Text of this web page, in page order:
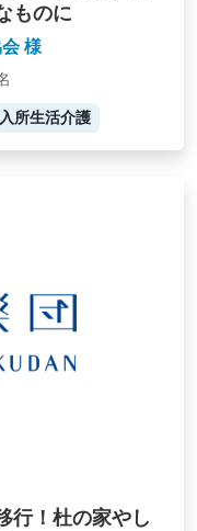
ものに
様
所生活介護
行！杜の家やし